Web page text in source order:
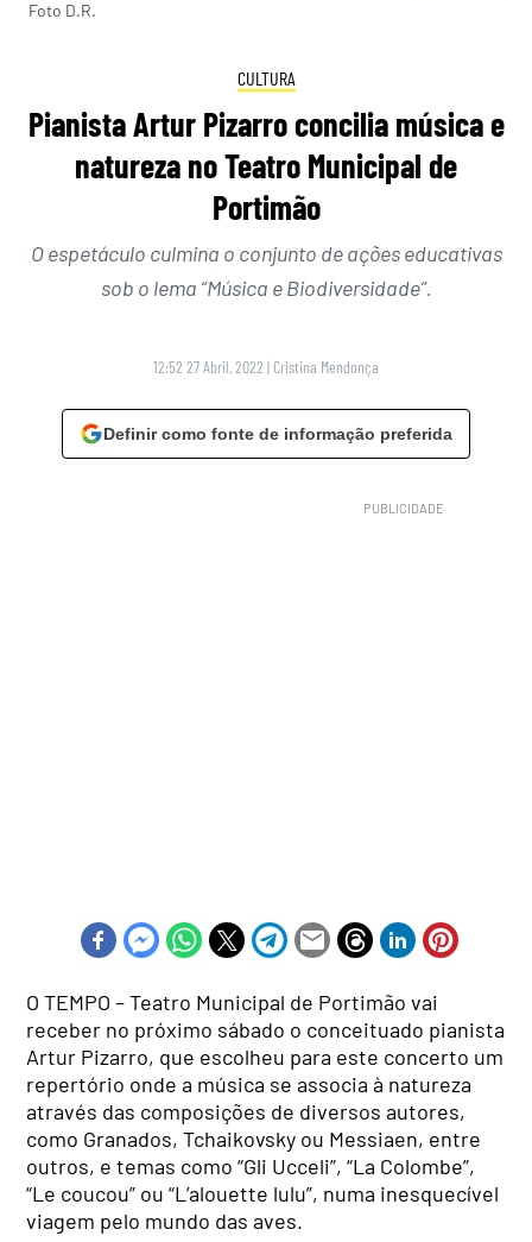
Foto D.R.
CULTURA
Pianista Artur Pizarro concilia música e
natureza no Teatro Municipal de
Portimão
O espetáculo culmina o conjunto de ações educativas
sob o lema “Música e Biodiversidade”.
12:52 27 Abril, 2022 | Cristina Mendonça
Definir como fonte de informação preferida
O TEMPO – Teatro Municipal de Portimão vai
receber no próximo sábado o conceituado pianista
Artur Pizarro, que escolheu para este concerto um
repertório onde a música se associa à natureza
através das composições de diversos autores,
como Granados, Tchaikovsky ou Messiaen, entre
outros, e temas como “Gli Ucceli”, “La Colombe”,
“Le coucou” ou “L’alouette lulu”, numa inesquecível
viagem pelo mundo das aves.